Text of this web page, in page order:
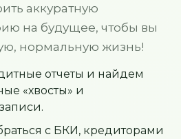
аккуратную
на будущее, чтобы вы
нормальную жизнь!
отчеты и найдем
«хвосты» и
с БКИ, кредиторами